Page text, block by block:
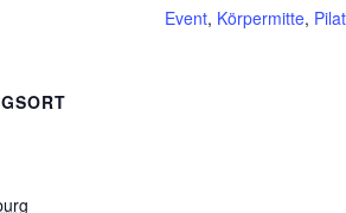
Event, Körpermitte,